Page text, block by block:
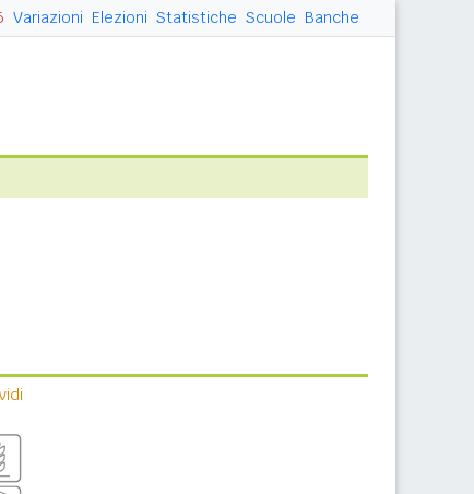
Variazioni Elezioni Statistiche Scuole Banche